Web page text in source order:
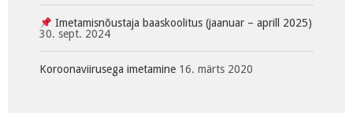
Imetamisnõustaja baaskoolitus (jaanuar – aprill 2025)
30. sept. 2024
Koroonaviirusega imetamine 16. märts 2020